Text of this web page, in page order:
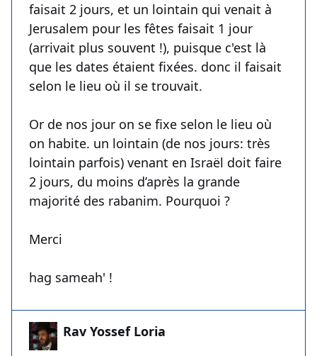
faisait 2 jours, et un lointain qui venait à
Jerusalem pour les fêtes faisait 1 jour
(arrivait plus souvent !), puisque c'est là
que les dates étaient fixées. donc il faisait
selon le lieu où il se trouvait.
Or de nos jour on se fixe selon le lieu où
on habite. un lointain (de nos jours: très
lointain parfois) venant en Israël doit faire
2 jours, du moins d’après la grande
majorité des rabanim. Pourquoi ?
Merci
hag sameah' !
Rav Yossef Loria